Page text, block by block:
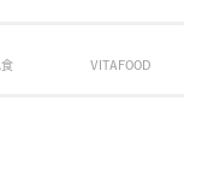
VITAFOOD